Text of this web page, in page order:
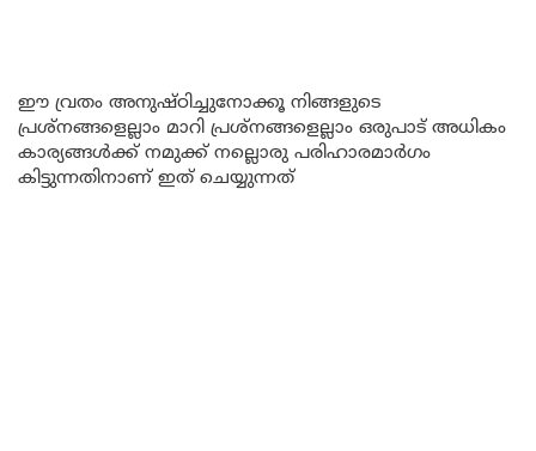
ഈ വ്രതം അനുഷ്ഠിച്ചുനോക്കൂ നിങ്ങളുടെ
പ്രശ്നങ്ങളെല്ലാം മാറി പ്രശ്നങ്ങളെല്ലാം ഒരുപാട് അധികം
കാര്യങ്ങൾക്ക് നമുക്ക് നല്ലൊരു പരിഹാരമാർഗം
കിട്ടുന്നതിനാണ് ഇത് ചെയ്യുന്നത്